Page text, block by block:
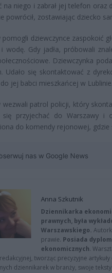
na niego i zabrał jej telefon
powrócił, zostawiając dziecko
pomogli dziewczynce zaspokoić
wodę. Gdy jadła, próbowali
Dziewczynka
Udało się skontaktować z
jej babci mieszkańcej w Lublinie.
wezwali patrol policji, który
się przyjechać do Warszawy i
do komendy rejonowej,
nas w Google News
Anna Szkutnik
Dziennikarka
prawnych, była
Warszawskiego.
prawie. Posiada
ekonomicznych.
tworząc precyzyjne
dziennikarek w branży, swoje